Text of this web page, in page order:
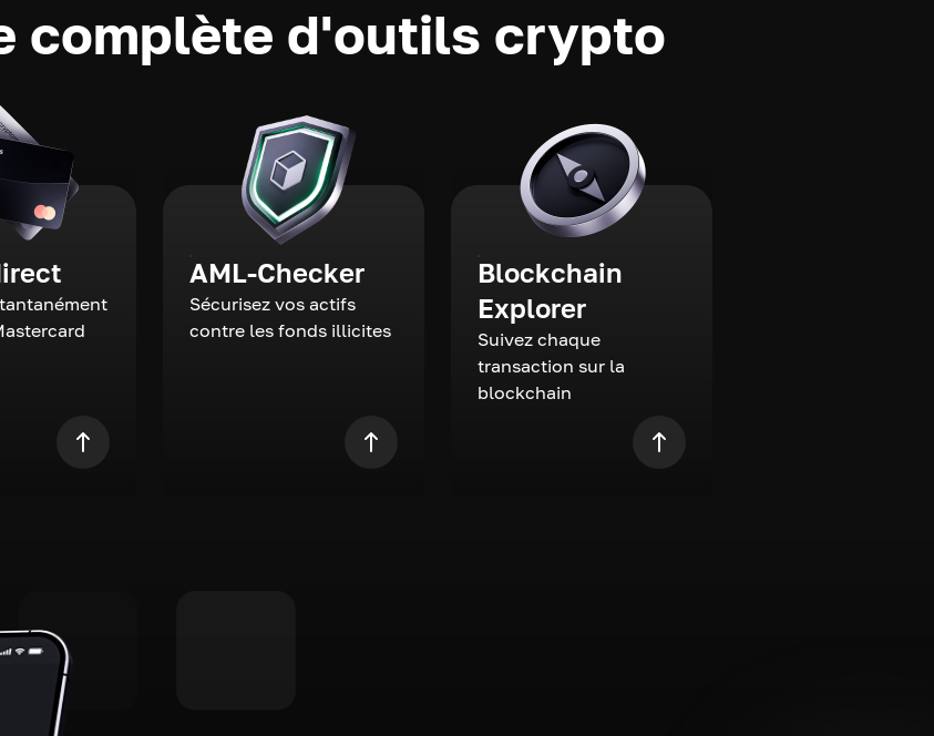
complète d'outils crypto
AML-Checker
Sécurisez vos actifs
contre les fonds illicites
Blockchain
Explorer
Suivez chaque
transaction sur la
blockchain